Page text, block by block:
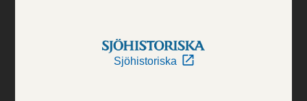
Sjöhistoriska